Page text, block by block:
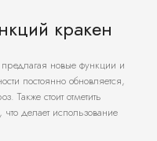
кракен
новые функции и
постоянно обновляется,
Также стоит отметить
делает использование